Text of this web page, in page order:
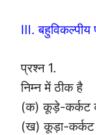
III. बहुविकल्पीय
प्रश्न 1.
निम्न में ठीक है
(क) कूड़े-कर्कट
(ख) कूड़ा-